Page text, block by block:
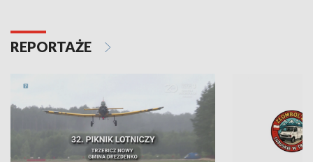
REPORTAŻE